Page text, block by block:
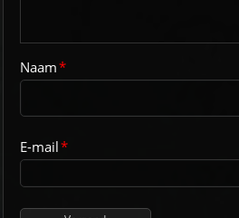
Naam*
E-mail*